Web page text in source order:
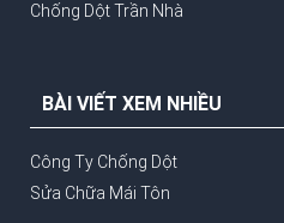
Chống Dột Trần Nhà
BÀI VIẾT XEM NHIỀU
Công Ty Chống Dột
Sửa Chữa Mái Tôn